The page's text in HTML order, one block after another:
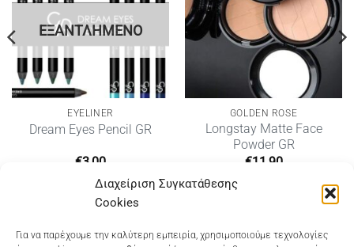
Διαχείριση Συγκατάθεσης
Cookies
Για να παρέχουμε την καλύτερη εμπειρία, χρησιμοποιούμε τεχνολογίες
ΕΞΑΝΤΛΗΜΈΝΟ
EYELINER
Dream Eyes Pencil GR
€3,00
GOLDEN ROSE
Longstay Matte Face
Powder GR
€11,90
Dioni Hair Care, Ζυμβρακάκηδων 33, τηλ 28210